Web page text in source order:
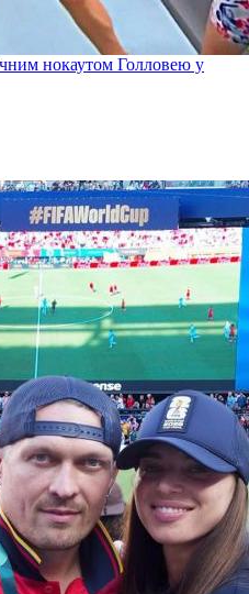
нокаутом Голловею у